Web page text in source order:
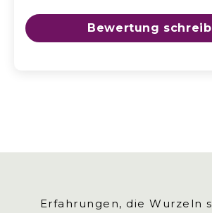
Bewertung
Erfahrungen, die Wurzeln